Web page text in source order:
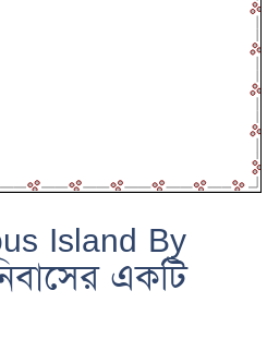
Island By
একটি